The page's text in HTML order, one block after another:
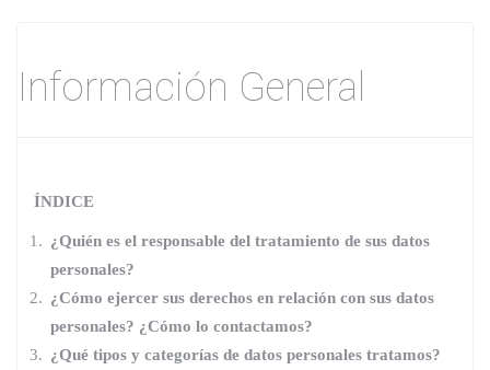
Información General
ÍNDICE
¿Quién es el responsable del tratamiento de sus datos
personales?
¿Cómo ejercer sus derechos en relación con sus datos
personales? ¿Cómo lo contactamos?
¿Qué tipos y categorías de datos personales tratamos?